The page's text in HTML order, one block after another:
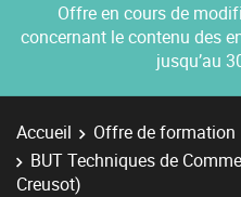
Offre en cours de
concernant le contenu des
jusqu’au
Accueil Offre de formation
BUT Techniques de
Creusot)